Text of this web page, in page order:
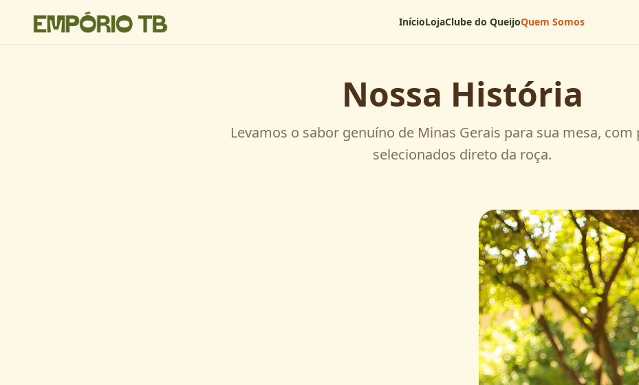
InícioLojaClube do QueijoQuem Somos
Nossa História
Levamos o sabor genuíno de Minas Gerais para sua mesa,
selecionados direto da roça.